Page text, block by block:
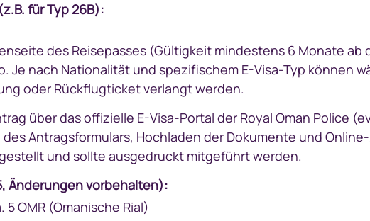
für Typ 26B):
des Reisepasses (Gültigkeit mindestens 6 Monate
Je nach Nationalität und spezifischem E-Visa-Typ können
oder Rückflugticket verlangt werden.
über das offizielle E-Visa-Portal der Royal Oman Police
Antragsformulars, Hochladen der Dokumente und
und sollte ausgedruckt mitgeführt werden.
Änderungen vorbehalten):
5 OMR (Omanische Rial)